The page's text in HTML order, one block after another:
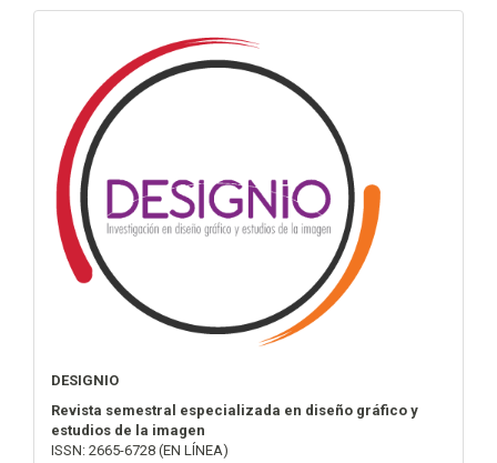
DESIGNIO
Revista semestral especializada en diseño gráfico y
estudios de la imagen
ISSN: 2665-6728 (EN LÍNEA)